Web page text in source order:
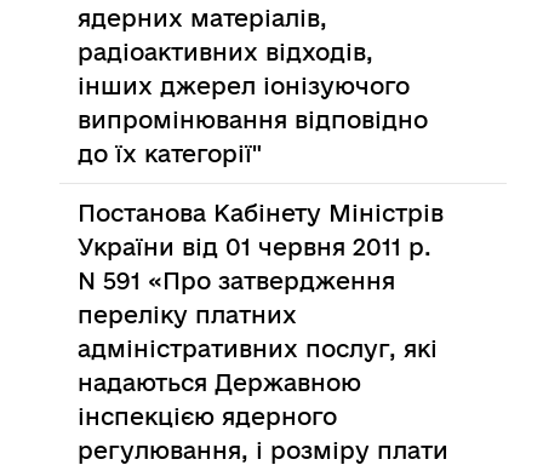
ядерних матеріалів,
радіоактивних відходів,
інших джерел іонізуючого
випромінювання відповідно
до їх категорії"
Постанова Кабінету Міністрів
України від 01 червня 2011 р.
N 591 «Про затвердження
переліку платних
адміністративних послуг, які
надаються Державною
інспекцією ядерного
регулювання, і розміру плати